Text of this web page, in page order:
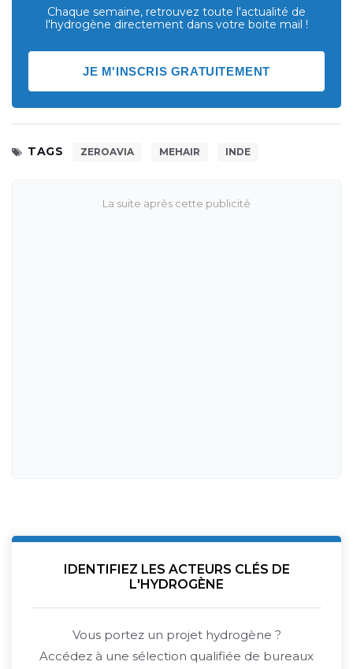
Chaque semaine, retrouvez toute l'actualité de
l'hydrogène directement dans votre boite mail !
JE M'INSCRIS GRATUITEMENT
TAGS ZEROAVIA MEHAIR INDE
IDENTIFIEZ LES ACTEURS CLÉS DE
L'HYDROGÈNE
Vous portez un projet hydrogène ?
Accédez à une sélection qualifiée de bureaux